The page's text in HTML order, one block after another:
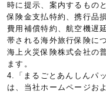
時に提示、案内するもの
保険金支払特約、携行品
費用補償特約、航空機遅
帯される海外旅行保険に
海上火災保険株式会社の
ます。
4.「まるごとあんしんパ
は、当社ホームページお